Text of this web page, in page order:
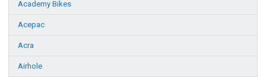
Academy Bikes
Acepac
Acra
Airhole